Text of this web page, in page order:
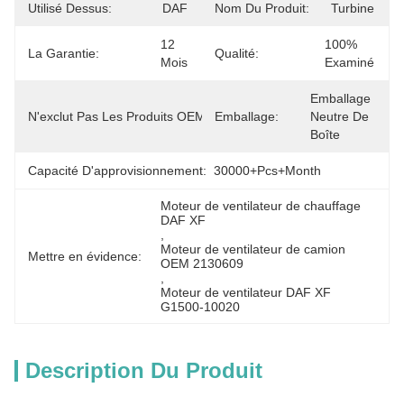
Utilisé Dessus: DAF Nom Du Produit: Turbine
La Garantie:
12
Mois
Qualité:
100%
Examiné
N'exclut Pas Les Produits OEM.:
2318730
Emballage:
Emballage
Neutre De
Boîte
Capacité D'approvisionnement: 30000+Pcs+Month
Mettre en évidence:
Moteur de ventilateur de chauffage
DAF XF
Moteur de ventilateur de camion
OEM 2130609
Moteur de ventilateur DAF XF
G1500-10020
Description Du Produit